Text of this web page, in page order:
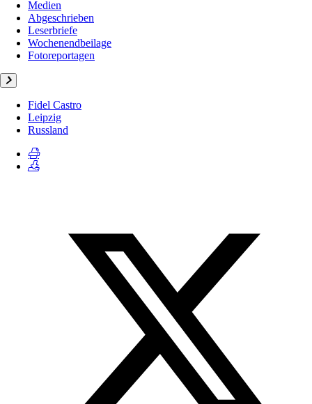
Medien
Abgeschrieben
Leserbriefe
Wochenendbeilage
Fotoreportagen
Fidel Castro
Leipzig
Russland